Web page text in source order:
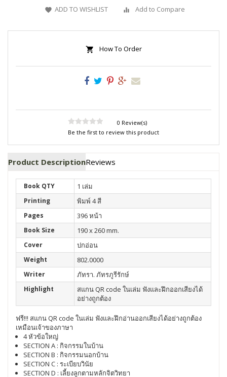
ADD TO WISHLIST Add to Compare
How To Order
0 Review(s)
Be the first to review this product
Product DescriptionReviews
Book QTY 1 เล่ม
Printing พิมพ์ 4 สี
Pages 396 หน้า
Book Size 190 x 260 mm.
Cover ปกอ่อน
Weight 802.0000
Writer ภัทรา. ภัทรภูรีรักษ์
Highlight
สแกน QR code ในเล่ม ฟังและฝึกออกเสียงได้
อย่างถูกต้อง
ฟรี!!! สแกนQR code ในเล่ม ฟังและฝึกอ่านออกเสียงได้อย่างถูกต้อง
เหมือนเจ้าของภาษา
4หัวข้อใหญ่
SECTION A : กิจกรรมในบ้าน
SECTION B : กิจกรรมนอกบ้าน
SECTION C : ระเบียบวินัย
SECTION D : เลี้ยงลูกตามหลักจิตวิทยา